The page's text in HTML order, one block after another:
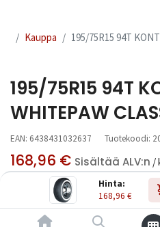
Hinta:
168,96 €
Kauppa 195/75R15 94T
195/75R15 94T
WHITEPAW
EAN: 6438431032637 Tuotekoodi:
168,96 € Sisältää ALV:n /
Toimittajilla (kotimaa):
Toimitusaika:
3 arkipäivää